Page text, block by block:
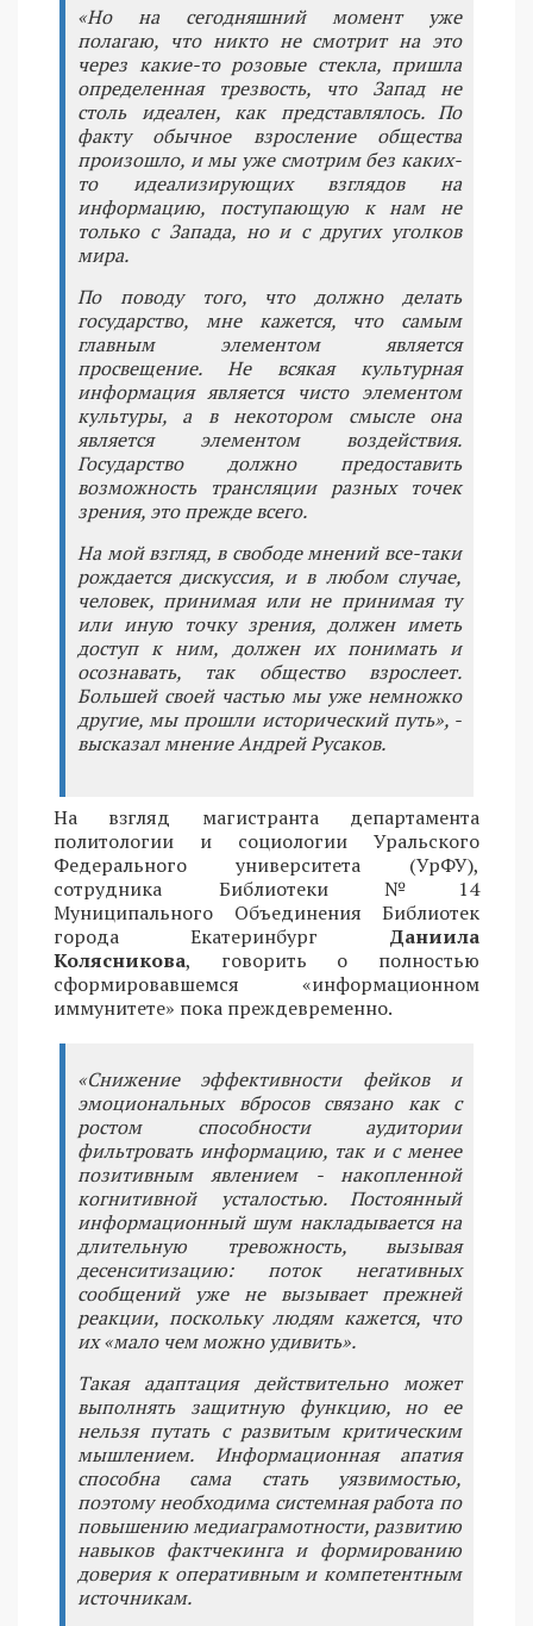
«Но на сегодняшний момент уже
полагаю, что никто не смотрит на это
через какие-то розовые стекла, пришла
определенная трезвость, что Запад не
столь идеален, как представлялось. По
факту обычное взросление общества
произошло, и мы уже смотрим без каких-
то идеализирующих взглядов на
информацию, поступающую к нам не
только с Запада, но и с других уголков
мира.
По поводу того, что должно делать
государство, мне кажется, что самым
главным элементом является
просвещение. Не всякая культурная
информация является чисто элементом
культуры, а в некотором смысле она
является элементом воздействия.
Государство должно предоставить
возможность трансляции разных точек
зрения, это прежде всего.
На мой взгляд, в свободе мнений все-таки
рождается дискуссия, и в любом случае,
человек, принимая или не принимая ту
или иную точку зрения, должен иметь
доступ к ним, должен их понимать и
осознавать, так общество взрослеет.
Большей своей частью мы уже немножко
другие, мы прошли исторический путь», -
высказал мнение Андрей Русаков.
На взгляд магистранта департамента
политологии и социологии Уральского
Федерального университета (УрФУ),
сотрудника Библиотеки №14
Муниципального Объединения Библиотек
города Екатеринбург Даниила
Колясникова, говорить о полностью
сформировавшемся «информационном
иммунитете» пока преждевременно.
«Снижение эффективности фейков и
эмоциональных вбросов связано как с
ростом способности аудитории
фильтровать информацию, так и с менее
позитивным явлением - накопленной
когнитивной усталостью. Постоянный
информационный шум накладывается на
длительную тревожность, вызывая
десенситизацию: поток негативных
сообщений уже не вызывает прежней
реакции, поскольку людям кажется, что
их «мало чем можно удивить».
Такая адаптация действительно может
выполнять защитную функцию, но ее
нельзя путать с развитым критическим
мышлением. Информационная апатия
способна сама стать уязвимостью,
поэтому необходима системная работа по
повышению медиаграмотности, развитию
навыков фактчекинга и формированию
доверия к оперативным и компетентным
источникам.